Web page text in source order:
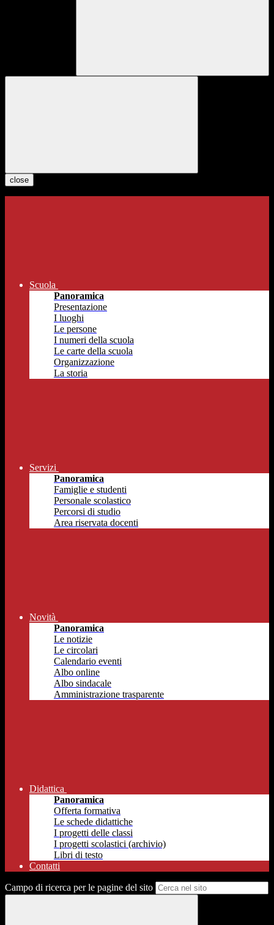
close
Scuola
Panoramica
Presentazione
I luoghi
Le persone
I numeri della scuola
Le carte della scuola
Organizzazione
La storia
Servizi
Panoramica
Famiglie e studenti
Personale scolastico
Percorsi di studio
Area riservata docenti
Novità
Panoramica
Le notizie
Le circolari
Calendario eventi
Albo online
Albo sindacale
Amministrazione trasparente
Didattica
Panoramica
Offerta formativa
Le schede didattiche
I progetti delle classi
I progetti scolastici (archivio)
Libri di testo
Contatti
Campo di ricerca per le pagine del sito